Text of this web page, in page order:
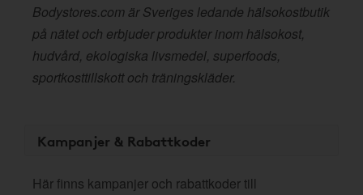
Bodystores.com är Sveriges ledande hälsokostbutik
på nätet och erbjuder produkter inom hälsokost,
hudvård, ekologiska livsmedel, superfoods,
sportkosttillskott och träningskläder.
Kampanjer & Rabattkoder
Här finns kampanjer och rabattkoder till